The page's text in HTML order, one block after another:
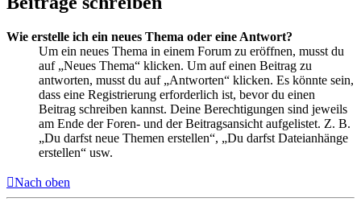
Wie erstelle ich ein neues Thema oder eine Antwort?
Um ein neues Thema in einem Forum zu eröffnen, musst du
auf „Neues Thema“ klicken. Um auf einen Beitrag zu
antworten, musst du auf „Antworten“ klicken. Es könnte sein,
dass eine Registrierung erforderlich ist, bevor du einen
Beitrag schreiben kannst. Deine Berechtigungen sind jeweils
am Ende der Foren- und der Beitragsansicht aufgelistet. Z. B.
„Du darfst neue Themen erstellen“, „Du darfst Dateianhänge
erstellen“ usw.
Nach oben